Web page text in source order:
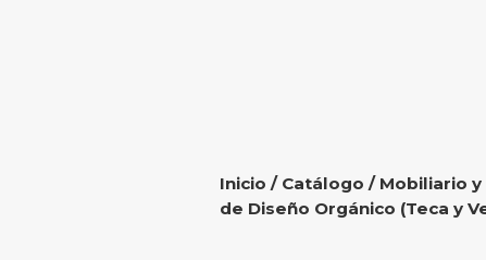
Inicio / Catálogo / Mobiliario
de Diseño Orgánico (Teca y